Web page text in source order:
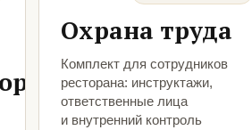
Охрана труда
Комплект для сотрудников
ресторана: инструктажи,
ответственные лица
и внутренний контроль